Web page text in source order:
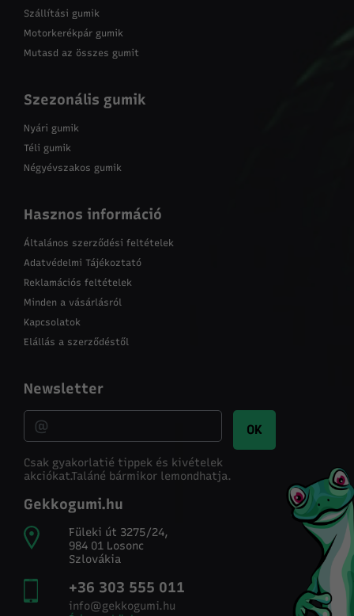
Szállítási gumik
Motorkerékpár gumik
Mutasd az összes gumit
Szezonális gumik
Nyári gumik
Téli gumik
Négyévszakos gumik
Hasznos információ
Általános szerződési feltételek
Adatvédelmi Tájékoztató
Reklamációs feltételek
Minden a vásárlásról
Kapcsolatok
Elállás a szerződéstől
Newsletter
OK
Csak gyakorlatié tippek és kivételek
akciókat.Taláné bármikor lemondhatja.
Gekkogumi.hu
Füleki út 3275/24,
984 01 Losonc
Szlovákia
+36 303 555 011
info@gekkogumi.hu